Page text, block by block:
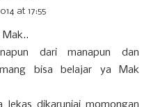
at 17:55
Mak..
dari manapun dan
bisa belajar ya Mak